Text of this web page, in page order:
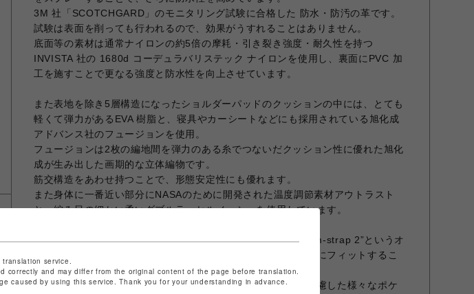
3M 社「SCOTCHGARD」のモニタリング試験に合格した 防水・防汚の革です。
試験は表面を削っても行われるので、効果がうすれることはありません。
底面等の素材は通常ナイロンの約5倍の摩耗・引き裂き強度・耐久性を持つ
INVISTA 社の 1680d コーデュラバリステック ナイロンを使用し、裏面にPVC 加
工を施すことで更なる強度と防水性を向上させています。
また表地を除き5層構造になったショルダーパッドのクッションの中には、とても
軽くて弾力があるEVA 樹脂と、寝具やカーシートなどにも採用されている旭化成
アドバンス社のフュージョンを使用。
フュージョンは2枚の編地間を弾力のある糸でつないだクッション性に優れた旭化
成が生み出した画期的な立体編物です。
筋交構造をあわせ持つことで、形態安定性にも優れます。
また身体に一番近い部分にNASAのために開発された温度調節素材アウトラスト
と、編み目の細かい柔いダブルラッセルメッシュを使用しています。
さらにバックパックには身体にかかる荷重の負荷を軽減する “m-strap 2”というオ
リジナル機構を装備。クッション性だけでなく、様々な人の肩にフィットするこ
とで快適に使用できる機能を持たせました。
収納面においても内外装に大小、オンオフ問わず使い勝手を考慮した様々なポケ
service.
correctly and may differ from the original content of the page before translation.
caused by using this service. Thank you for your understanding in advance.